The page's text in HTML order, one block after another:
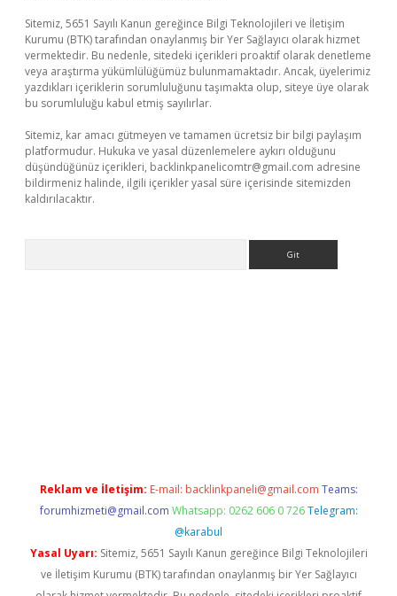
Sitemiz, 5651 Sayılı Kanun gereğince Bilgi Teknolojileri ve İletişim
Kurumu (BTK) tarafından onaylanmış bir Yer Sağlayıcı olarak hizmet
vermektedir. Bu nedenle, sitedeki içerikleri proaktif olarak denetleme
veya araştırma yükümlülüğümüz bulunmamaktadır. Ancak, üyelerimiz
yazdıkları içeriklerin sorumluluğunu taşımakta olup, siteye üye olarak
bu sorumluluğu kabul etmiş sayılırlar.
Sitemiz, kar amacı gütmeyen ve tamamen ücretsiz bir bilgi paylaşım
platformudur. Hukuka ve yasal düzenlemelere aykırı olduğunu
düşündüğünüz içerikleri, backlinkpanelicomtr@gmail.com adresine
bildirmeniz halinde, ilgili içerikler yasal süre içerisinde sitemizden
kaldırılacaktır.
Reklam ve İletişim: E-mail: backlinkpaneli@gmail.com Teams:
forumhizmeti@gmail.com Whatsapp: 0262 606 0 726 Telegram:
@karabul
Yasal Uyarı: Sitemiz, 5651 Sayılı Kanun gereğince Bilgi Teknolojileri
ve İletişim Kurumu (BTK) tarafından onaylanmış bir Yer Sağlayıcı